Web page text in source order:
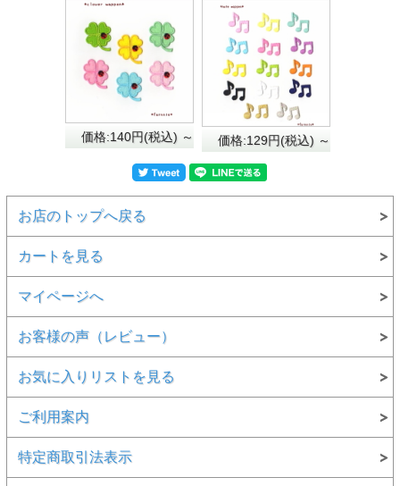
価格:140円(税込) ～ 価格:129円(税込) ～
お店のトップへ戻る
カートを見る
マイページへ
お客様の声（レビュー）
お気に入りリストを見る
ご利用案内
特定商取引法表示